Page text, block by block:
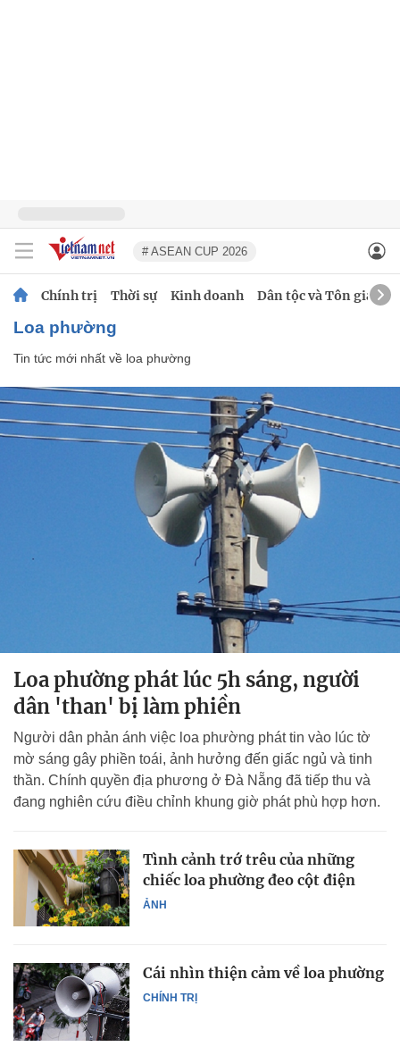
# ASEAN CUP 2026
Chính trị Thời sự Kinh doanh Dân tộc và Tôn giáo
loa phường
Tin tức mới nhất về loa phường
Loa phường phát lúc 5h sáng, người
dân 'than' bị làm phiền
Người dân phản ánh việc loa phường phát tin vào lúc tờ
mờ sáng gây phiền toái, ảnh hưởng đến giấc ngủ và tinh
thần. Chính quyền địa phương ở Đà Nẵng đã tiếp thu và
đang nghiên cứu điều chỉnh khung giờ phát phù hợp hơn.
ẢNH
Tình cảnh trớ trêu của những
chiếc loa phường đeo cột điện
CHÍNH TRỊ
Cái nhìn thiện cảm về loa phường